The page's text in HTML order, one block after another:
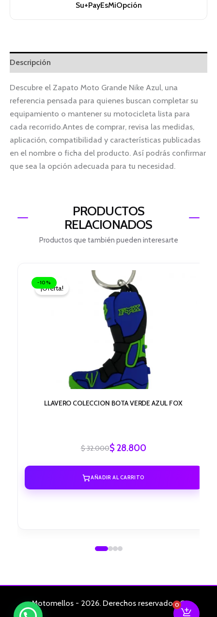
Su+PayEsMiOpción
Descripción
Descubre el Zapato Moto Grande Nike Azul, una
referencia pensada para quienes buscan completar su
equipamiento o mantener su motocicleta lista para
cada recorrido.Antes de comprar, revisa las medidas,
aplicación, compatibilidad y características publicadas
en el nombre o ficha del producto. Así podrás confirmar
que sea la opción adecuada para tu necesidad.
PRODUCTOS
RELACIONADOS
Productos que también pueden interesarte
-10%
¡Oferta!
LLAVERO COLECCION BOTA VERDE AZUL FOX
$32.000
precio
original
era:
$ 32.000.
$28.800
precio
actual
es:
$ 28.800.
AÑADIR AL CARRITO
Motomellos - 2026. Derechos reservados. ©
0